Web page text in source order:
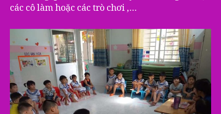
các cô làm hoặc các trò chơi ,…